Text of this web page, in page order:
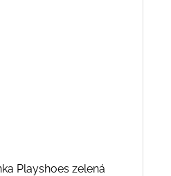
Playshoes zelená